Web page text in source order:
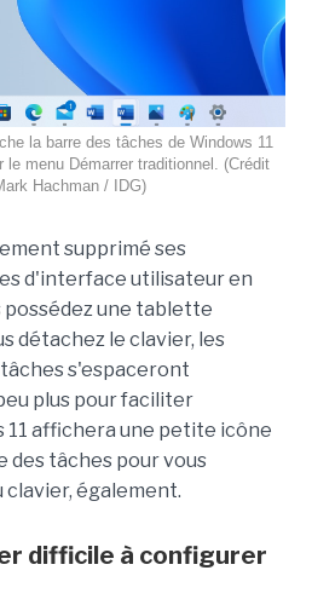
la barre des tâches de Windows 11
le menu Démarrer traditionnel. (Crédit
Hachman / IDG)
supprimé ses
d'interface utilisateur en
possédez une tablette
détachez le clavier, les
s'espaceront
plus pour faciliter
affichera une petite icône
des tâches pour vous
également.
difficile à configurer